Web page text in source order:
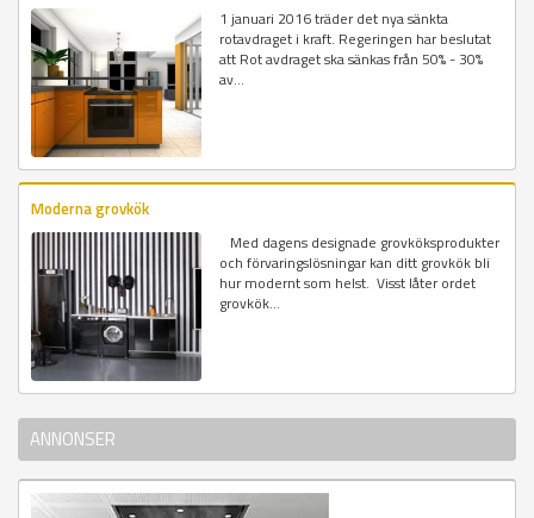
1 januari 2016 träder det nya sänkta
rotavdraget i kraft. Regeringen har beslutat
att Rot avdraget ska sänkas från 50% - 30%
av...
Moderna grovkök
Med dagens designade grovköksprodukter
och förvaringslösningar kan ditt grovkök bli
hur modernt som helst. Visst låter ordet
grovkök...
ANNONSER